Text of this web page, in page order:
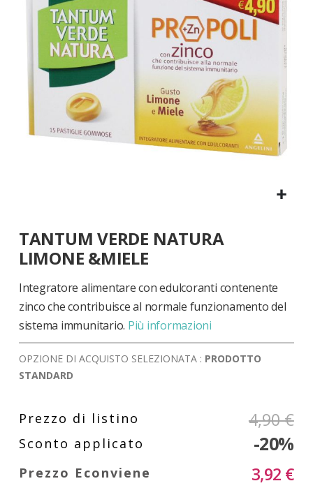
immagini
all'inizio
della
galleria
di
immagini
TANTUM VERDE NATURA
LIMONE &MIELE
Integratore alimentare con edulcoranti contenente
zinco che contribuisce al normale funzionamento del
sistema immunitario. Più informazioni
OPZIONE DI ACQUISTO SELEZIONATA : PRODOTTO
STANDARD
4,90 €
-20%
3,92 €